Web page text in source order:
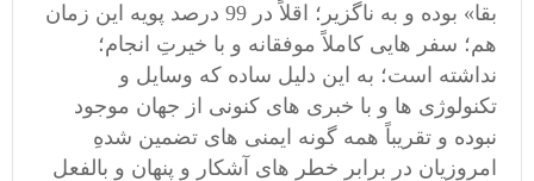
بقا» بوده و به ناگزیر؛ اقلاً در 99 درصد پویه این زمان
هم؛ سفر هایی کاملاً موفقانه و با خیرتِ انجام؛
نداشته است؛ به این دلیل ساده که وسایل و
تکنولوژی ها و با خبری های کنونی از جهان موجود
نبوده و تقریباً همه گونه ایمنی های تضمین شدهِ
امروزیان در برابر خطر های آشکار و پنهان و بالفعل